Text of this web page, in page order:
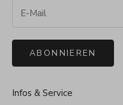
ABONNIEREN
Infos & Service